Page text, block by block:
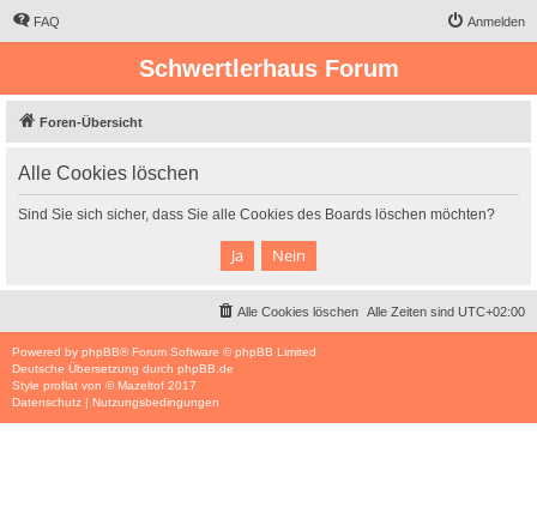
FAQ Anmelden
Schwertlerhaus Forum
Foren-Übersicht
Alle Cookies löschen
Sind Sie sich sicher, dass Sie alle Cookies des Boards löschen möchten?
Alle Zeiten sind UTC+02:00
Alle Cookies löschen
Powered by phpBB® Forum Software © phpBB Limited
Deutsche Übersetzung durch phpBB.de
Style proflat von ©Mazeltof 2017
Datenschutz | Nutzungsbedingungen